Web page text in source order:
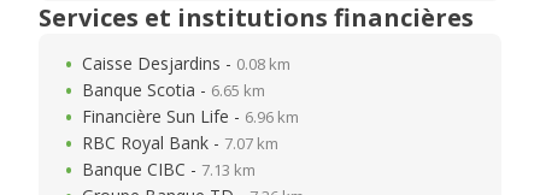
Services et institutions financières
Caisse Desjardins - 0.08 km
Banque Scotia - 6.65 km
Financière Sun Life - 6.96 km
RBC Royal Bank - 7.07 km
Banque CIBC - 7.13 km